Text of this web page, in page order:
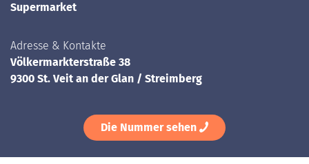
Supermarket
Adresse & Kontakte
Völkermarkterstraße 38
9300 St. Veit an der Glan / Streimberg
Die Nummer sehen